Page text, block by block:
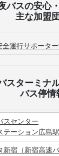
バスの安心
主な加盟
全運行サポータ
スターミナ
バス停情
スセンター
テーション広島
新宿（新宿高速